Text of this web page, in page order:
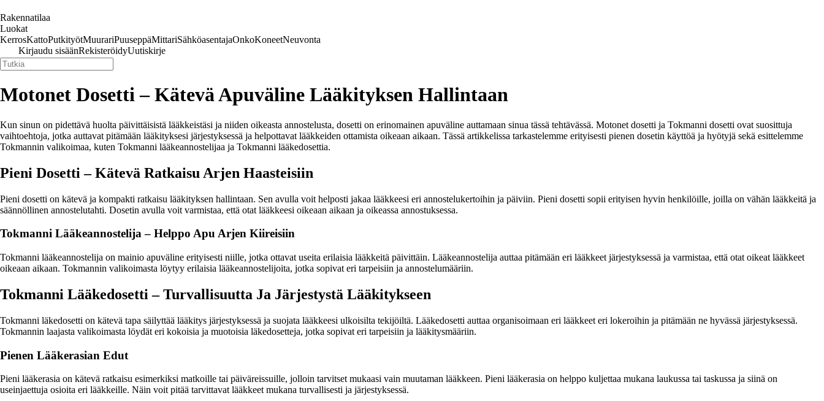
Rakennatilaa
Luokat
KerrosKattoPutkityötMuurariPuuseppäMittariSähköasentajaOnkoKoneetNeuvonta
Kirjaudu sisäänRekisteröidyUutiskirje
Motonet Dosetti – Kätevä Apuväline Lääkityksen Hallintaan
Kun sinun on pidettävä huolta päivittäisistä lääkkeistäsi ja niiden oikeasta annostelusta, dosetti on erinomainen apuväline auttamaan sinua tässä tehtävässä. Motonet dosetti ja Tokmanni dosetti ovat suosittuja
vaihtoehtoja, jotka auttavat pitämään lääkityksesi järjestyksessä ja helpottavat lääkkeiden ottamista oikeaan aikaan. Tässä artikkelissa tarkastelemme erityisesti pienen dosetin käyttöä ja hyötyjä sekä esittelemme
Tokmannin valikoimaa, kuten Tokmanni lääkeannostelijaa ja Tokmanni lääkedosettia.
Pieni Dosetti – Kätevä Ratkaisu Arjen Haasteisiin
Pieni dosetti on kätevä ja kompakti ratkaisu lääkityksen hallintaan. Sen avulla voit helposti jakaa lääkkeesi eri annostelukertoihin ja päiviin. Pieni dosetti sopii erityisen hyvin henkilöille, joilla on vähän lääkkeitä ja
säännöllinen annostelutahti. Dosetin avulla voit varmistaa, että otat lääkkeesi oikeaan aikaan ja oikeassa annostuksessa.
Tokmanni Lääkeannostelija – Helppo Apu Arjen Kiireisiin
Tokmanni lääkeannostelija on mainio apuväline erityisesti niille, jotka ottavat useita erilaisia lääkkeitä päivittäin. Lääkeannostelija auttaa pitämään eri lääkkeet järjestyksessä ja varmistaa, että otat oikeat lääkkeet
oikeaan aikaan. Tokmannin valikoimasta löytyy erilaisia lääkeannostelijoita, jotka sopivat eri tarpeisiin ja annostelumääriin.
Tokmanni Lääkedosetti – Turvallisuutta Ja Järjestystä Lääkitykseen
Tokmanni läkedosetti on kätevä tapa säilyttää lääkitys järjestyksessä ja suojata lääkkeesi ulkoisilta tekijöiltä. Lääkedosetti auttaa organisoimaan eri lääkkeet eri lokeroihin ja pitämään ne hyvässä järjestyksessä.
Tokmannin laajasta valikoimasta löydät eri kokoisia ja muotoisia läkedosetteja, jotka sopivat eri tarpeisiin ja lääkitysmääriin.
Pienen Lääkerasian Edut
Pieni lääkerasia on kätevä ratkaisu esimerkiksi matkoille tai päiväreissuille, jolloin tarvitset mukaasi vain muutaman lääkkeen. Pieni lääkerasia on helppo kuljettaa mukana laukussa tai taskussa ja siinä on
useinjaettuja osioita eri lääkkeille. Näin voit pitää tarvittavat lääkkeet mukana turvallisesti ja järjestyksessä.